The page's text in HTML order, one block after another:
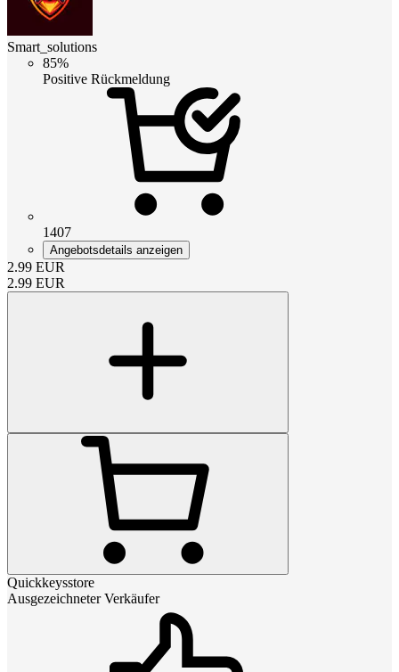
Smart_solutions
85%
Positive Rückmeldung
1407
Angebotsdetails anzeigen
2.99 EUR
2.99 EUR
Quickkeysstore
Ausgezeichneter Verkäufer